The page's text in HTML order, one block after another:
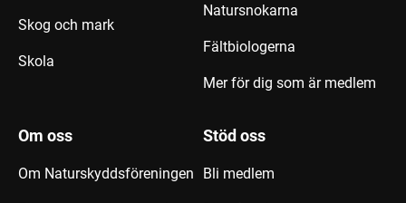
Skog och mark
Skola
Natursnokarna
Fältbiologerna
Mer för dig som är medlem
Om oss
Om Naturskyddsföreningen
Stöd oss
Bli medlem